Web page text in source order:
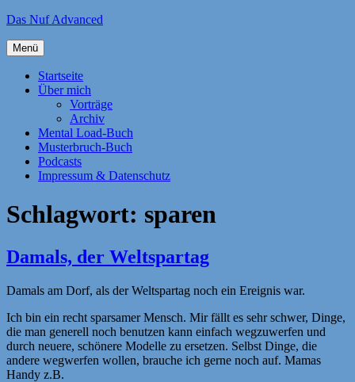
Zum
springen
Das Nuf Advanced
Menü
Startseite
Über mich
Vorträge
Archiv
Mental Load-Buch
Musterbruch-Buch
Podcasts
Impressum & Datenschutz
Schlagwort: sparen
Damals, der Weltspartag
Damals am Dorf, als der Weltspartag noch ein Ereignis war.
Ich bin ein recht sparsamer Mensch. Mir fällt es sehr schwer, Dinge,
die man generell noch benutzen kann einfach wegzuwerfen und
durch neuere, schönere Modelle zu ersetzen. Selbst Dinge, die
andere wegwerfen wollen, brauche ich gerne noch auf. Mamas
Handy z.B.